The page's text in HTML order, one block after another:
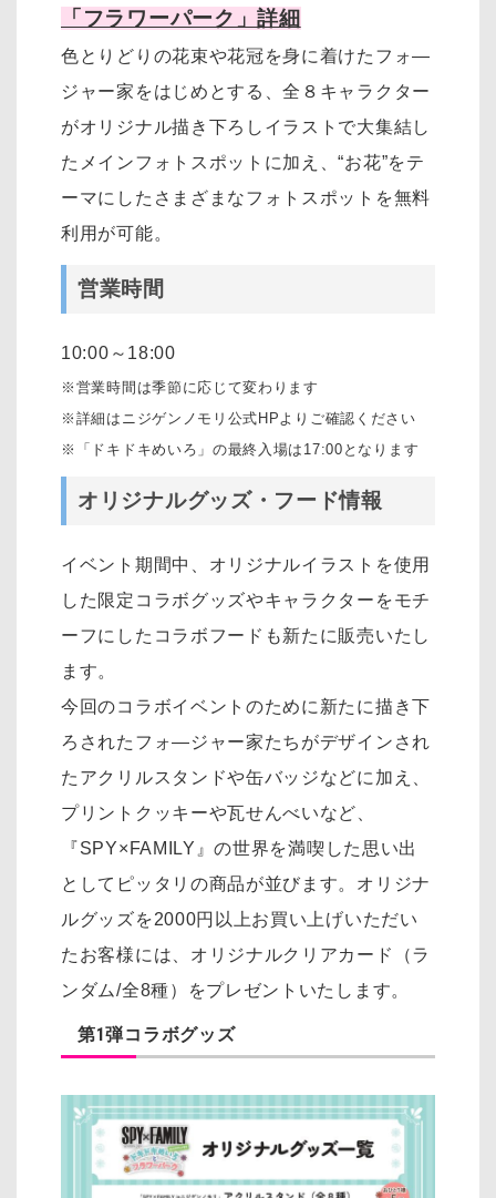
「フラワーパーク」詳細
色とりどりの花束や花冠を身に着けたフォ―
ジャー家をはじめとする、全８キャラクター
がオリジナル描き下ろしイラストで大集結し
たメインフォトスポットに加え、“お花”をテ
ーマにしたさまざまなフォトスポットを無料
利用が可能。
営業時間
10:00～18:00
※営業時間は季節に応じて変わります
※詳細はニジゲンノモリ公式HPよりご確認ください
※「ドキドキめいろ」の最終入場は17:00となります
オリジナルグッズ・フード情報
イベント期間中、オリジナルイラストを使用
した限定コラボグッズやキャラクターをモチ
ーフにしたコラボフードも新たに販売いたし
ます。
今回のコラボイベントのために新たに描き下
ろされたフォ―ジャー家たちがデザインされ
たアクリルスタンドや缶バッジなどに加え、
プリントクッキーや瓦せんべいなど、
『SPY×FAMILY』の世界を満喫した思い出
としてピッタリの商品が並びます。オリジナ
ルグッズを2000円以上お買い上げいただい
たお客様には、オリジナルクリアカード（ラ
ンダム/全8種）をプレゼントいたします。
第1弾コラボグッズ